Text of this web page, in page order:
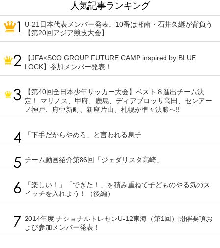
人気記事ランキング
U-21日本代表メンバー発表。10番は湘南・石井久継が背負う
【第20回アジア競技大会】
【JFA×SCO GROUP FUTURE CAMP inspired by BLUE
LOCK】参加メンバー発表！
【第40回全日本少年サッカー大会】ベスト８進出チーム決
定！ マリノス、甲府、鹿島、ディアブロッサ高田、センアー
ノ神戸、府中新町、新座片山、札幌が準々決勝へ!!
「下手だからやめろ」と言われる息子
チーム動画紹介第86回「ジェダリスタ高崎」
「楽しい！」「できた！」を積み重ねて子どものやる気のス
イッチを入れよう！（後編）
2014年度 ナショナルトレセンU-12東海（第1回）開催要項お
よび参加メンバー発表！